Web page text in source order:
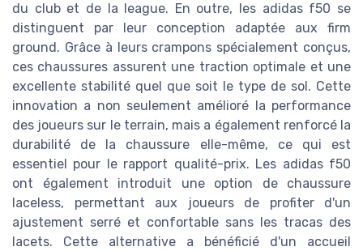
du club et de la league. En outre, les adidas f50 se
distinguent par leur conception adaptée aux firm
ground. Grâce à leurs crampons spécialement conçus,
ces chaussures assurent une traction optimale et une
excellente stabilité quel que soit le type de sol. Cette
innovation a non seulement amélioré la performance
des joueurs sur le terrain, mais a également renforcé la
durabilité de la chaussure elle-même, ce qui est
essentiel pour le rapport qualité-prix. Les adidas f50
ont également introduit une option de chaussure
laceless, permettant aux joueurs de profiter d'un
ajustement serré et confortable sans les tracas des
lacets. Cette alternative a bénéficié d'un accueil